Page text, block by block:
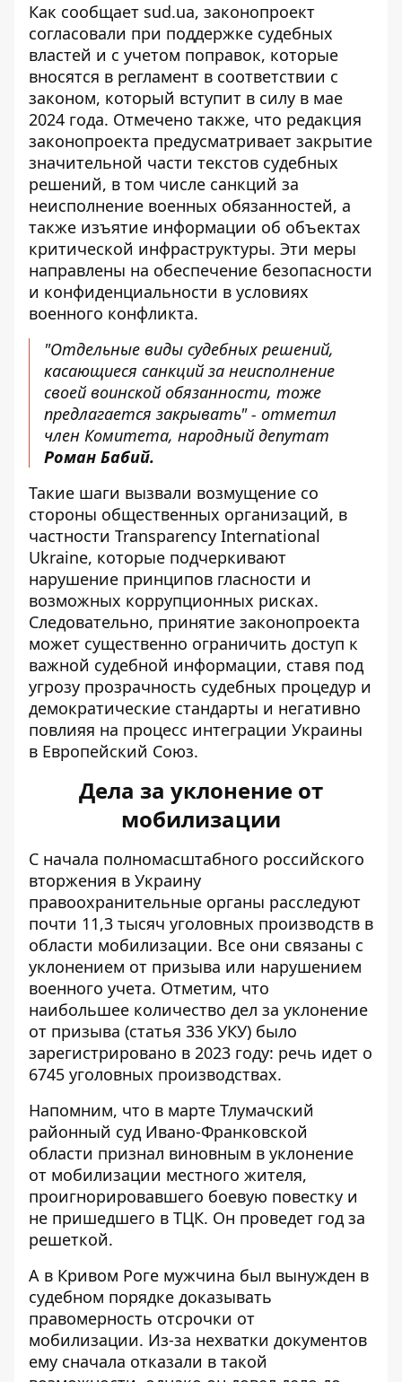
Как сообщает sud.ua, законопроект
согласовали при поддержке судебных
властей и с учетом поправок, которые
вносятся в регламент в соответствии с
законом, который вступит в силу в мае
2024 года. Отмечено также, что редакция
законопроекта предусматривает закрытие
значительной части текстов судебных
решений, в том числе санкций за
неисполнение военных обязанностей, а
также изъятие информации об объектах
критической инфраструктуры. Эти меры
направлены на обеспечение безопасности
и конфиденциальности в условиях
военного конфликта.
"Отдельные виды судебных решений,
касающиеся санкций за неисполнение
своей воинской обязанности, тоже
предлагается закрывать" - отметил
член Комитета, народный депутат
Роман Бабий.
Такие шаги вызвали возмущение со
стороны общественных организаций, в
частности Transparency International
Ukraine, которые подчеркивают
нарушение принципов гласности и
возможных коррупционных рисках.
Следовательно, принятие законопроекта
может существенно ограничить доступ к
важной судебной информации, ставя под
угрозу прозрачность судебных процедур и
демократические стандарты и негативно
повлияя на процесс интеграции Украины
в Европейский Союз.
Дела за уклонение от
мобилизации
С начала полномасштабного российского
вторжения в Украину
правоохранительные органы расследуют
почти 11,3 тысяч уголовных производств в
области мобилизации. Все они связаны с
уклонением от призыва или нарушением
военного учета. Отметим, что
наибольшее количество дел за уклонение
от призыва (статья 336 УКУ) было
зарегистрировано в 2023 году: речь идет о
6745 уголовных производствах.
Напомним, что в марте Тлумачский
районный суд Ивано-Франковской
области признал виновным в уклонение
от мобилизации местного жителя,
проигнорировавшего боевую повестку и
не пришедшего в ТЦК. Он проведет год за
решеткой.
А в Кривом Роге мужчина был вынужден в
судебном порядке доказывать
правомерность отсрочки от
мобилизации. Из-за нехватки документов
ему сначала отказали в такой